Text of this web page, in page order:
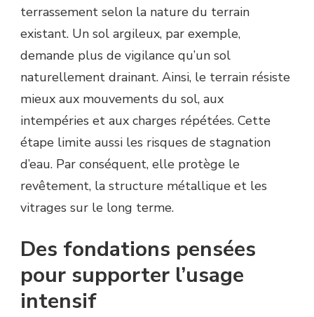
terrassement selon la nature du terrain
existant. Un sol argileux, par exemple,
demande plus de vigilance qu’un sol
naturellement drainant. Ainsi, le terrain résiste
mieux aux mouvements du sol, aux
intempéries et aux charges répétées. Cette
étape limite aussi les risques de stagnation
d’eau. Par conséquent, elle protège le
revêtement, la structure métallique et les
vitrages sur le long terme.
Des fondations pensées
pour supporter l’usage
intensif